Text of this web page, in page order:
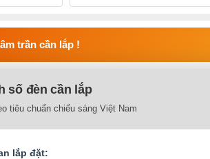
trần cần lắp !
số đèn cần lắp
tiêu chuẩn chiếu sáng Việt Nam
lắp đặt: